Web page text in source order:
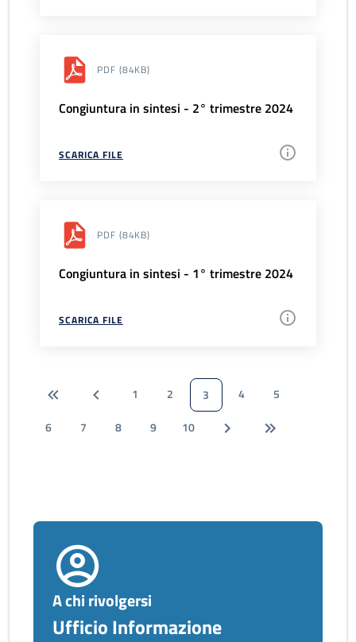
PDF (84KB)
Congiuntura in sintesi - 2° trimestre 2024
SCARICA FILE
PDF (84KB)
Congiuntura in sintesi - 1° trimestre 2024
SCARICA FILE
1 2 3 4
5
6
7 8 9 10
A chi rivolgersi
Ufficio Informazione